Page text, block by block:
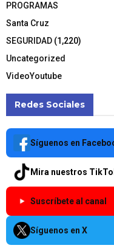
PROGRAMAS
Santa Cruz
SEGURIDAD (1,220)
Uncategorized
VideoYoutube
Redes Sociales
Síguenos en
Mira nuestros
Suscríbete al canal
Síguenos en X